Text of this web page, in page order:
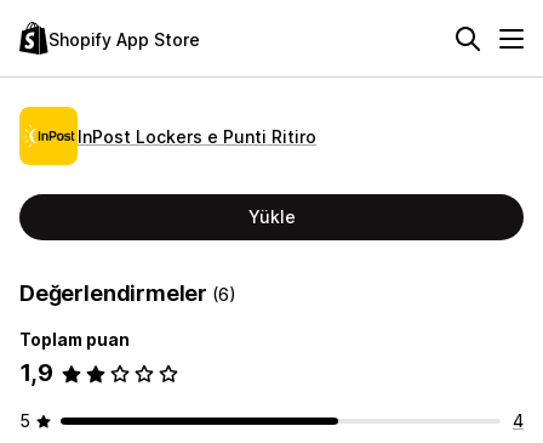
Shopify App Store
InPost Lockers e Punti Ritiro
Yükle
Değerlendirmeler (6)
Toplam puan
1,9
5
4